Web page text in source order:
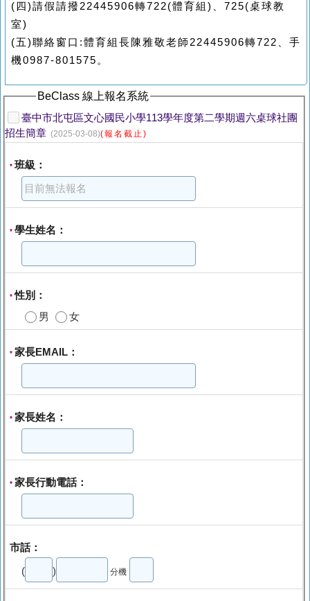
( 四)請假請撥22445906轉722(體育組) 725(桌球教
室)
(五)聯絡窗口:體育組長陳雅敬老師22445906轉722
手
機0987-801575。
BeClass 線上報名系統
臺中市北屯區文心國民小學113學年度第二學期週六桌球社團
招生簡章 (2025-03-08)(報名截止)
* 班級：
* 學生姓名：
*性別：
男
女
* 家長EMAIL：
* 家長姓名：
* 家長行動電話：
市話：
( ) 分機